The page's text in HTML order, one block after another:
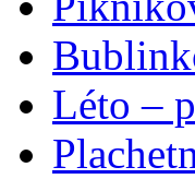
Léto –